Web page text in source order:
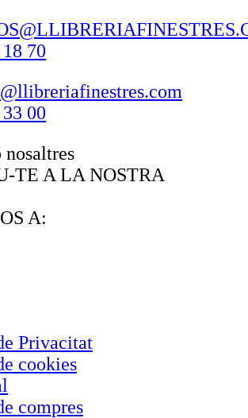
70
00
TE A LA NOSTRA
A:
Privacitat
cookies
compres